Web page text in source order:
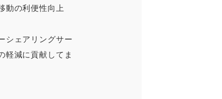
動の利便性向上
シェアリングサー
軽減に貢献してま